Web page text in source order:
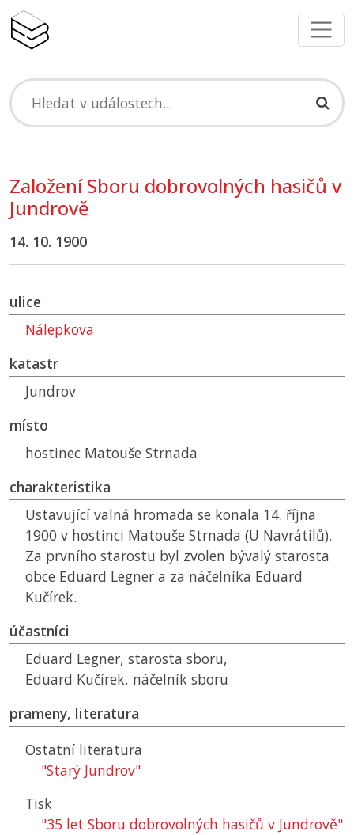
Založení Sboru dobrovolných hasičů v
Jundrově
14. 10. 1900
ulice
Nálepkova
katastr
Jundrov
místo
hostinec Matouše Strnada
charakteristika
Ustavující valná hromada se konala 14. října
1900 v hostinci Matouše Strnada (U Navrátilů).
Za prvního starostu byl zvolen bývalý starosta
obce Eduard Legner a za náčelníka Eduard
Kučírek.
účastníci
Eduard Legner, starosta sboru,
Eduard Kučírek, náčelník sboru
prameny, literatura
Ostatní literatura
"Starý Jundrov"
Tisk
"35 let Sboru dobrovolných hasičů v Jundrově"